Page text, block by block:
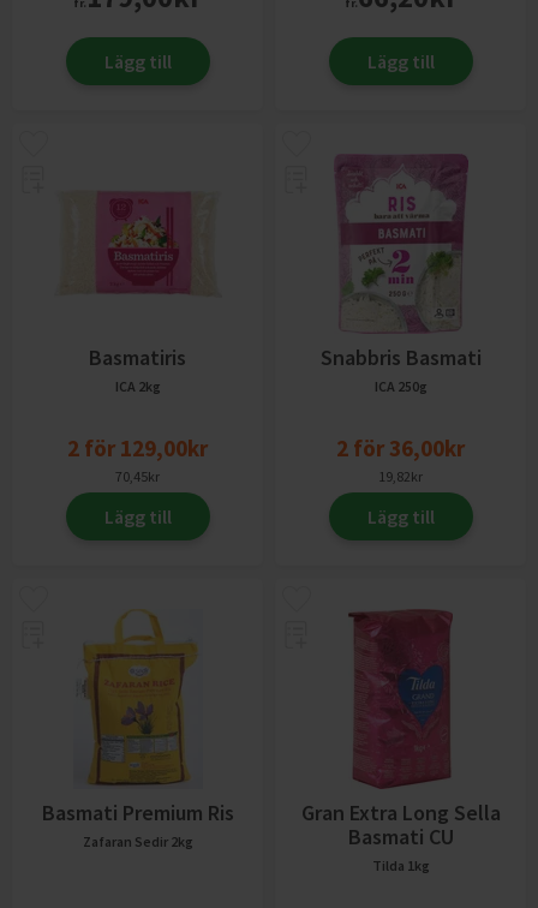
Lägg till Lägg till
Basmatiris
ICA 2kg
2 för 129,00kr
70,45kr
Lägg till
Snabbris Basmati
ICA 250g
2 för 36,00kr
19,82kr
Lägg till
Basmati Premium Ris
Zafaran Sedir 2kg
Gran Extra Long Sella
Basmati CU
Tilda 1kg